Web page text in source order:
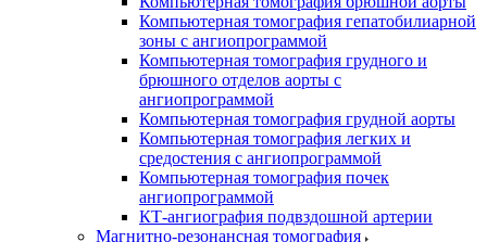
Компьютерная томография гепатобилиарной
зоны с ангиопрограммой
Компьютерная томография грудного и
брюшного отделов аорты с
ангиопрограммой
Компьютерная томография грудной аорты
Компьютерная томография легких и
средостения с ангиопрограммой
Компьютерная томография почек
ангиопрограммой
КТ-ангиография подвздошной артерии
Магнитно-резонансная томография